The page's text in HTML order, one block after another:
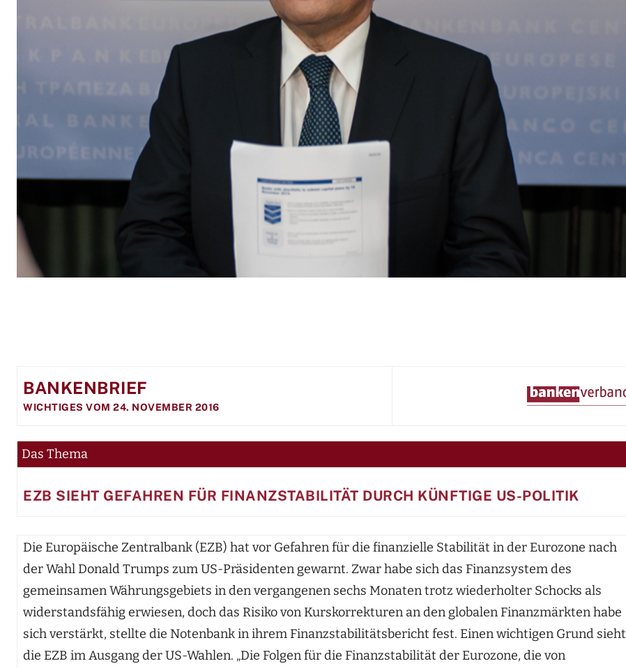
BANKENBRIEF
WICHTIGES VOM 24. NOVEMBER 2016
Das Thema
EZB SIEHT GEFAHREN FÜR FINANZSTABILITÄT DURCH KÜNFTIGE US-POLITIK
Die Europäische Zentralbank (EZB) hat vor Gefahren für die finanzielle Stabilität in der Eurozone nach
der Wahl Donald Trumps zum US-Präsidenten gewarnt. Zwar habe sich das Finanzsystem des
gemeinsamen Währungsgebiets in den vergangenen sechs Monaten trotz wiederholter Schocks als
widerstandsfähig erwiesen, doch das Risiko von Kurskorrekturen an den globalen Finanzmärkten habe
sich verstärkt, stellte die Notenbank in ihrem Finanzstabilitätsbericht fest. Einen wichtigen Grund sieht
die EZB im Ausgang der US-Wahlen. „Die Folgen für die Finanzstabilität der Eurozone, die von